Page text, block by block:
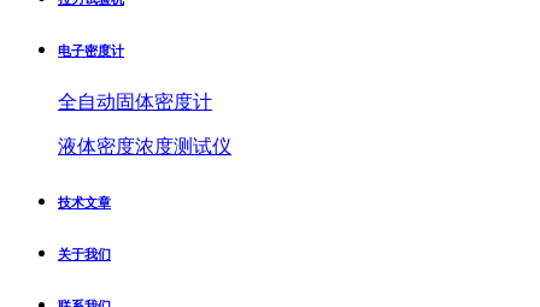
电子密度计
全自动固体密度计
液体密度浓度测试仪
技术文章
关于我们